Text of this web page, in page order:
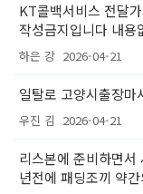
KT콜백서비스 전달
작성금지입니다 내용
하은 강 2026-04-21
일탈로 고양시출장마
우진 김 2026-04-21
리스본에 준비하면
년전에 패딩조끼 약